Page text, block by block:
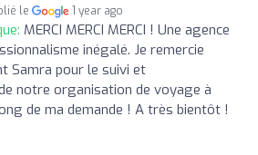
le 1 year ago
MERCI MERCI MERCI ! Une agence
inégalé. Je remercie
Samra pour le suivi et
notre organisation de voyage à
de ma demande ! A très bientôt !